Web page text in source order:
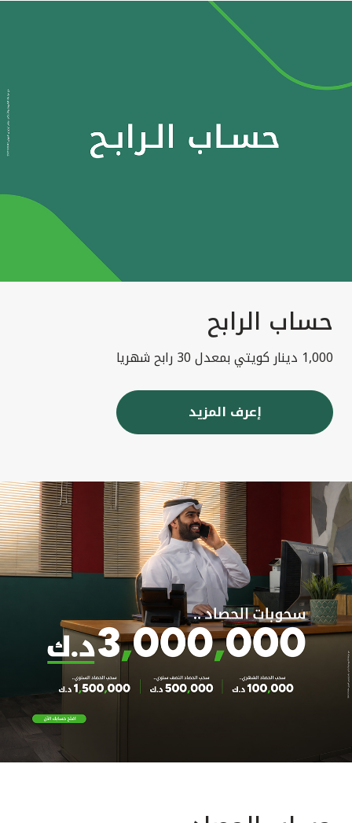
حساب الرابح
1,000 دينار كويتي بمعدل 30 رابح شهريا
إعرف المزيد